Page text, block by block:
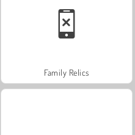
Family Relics